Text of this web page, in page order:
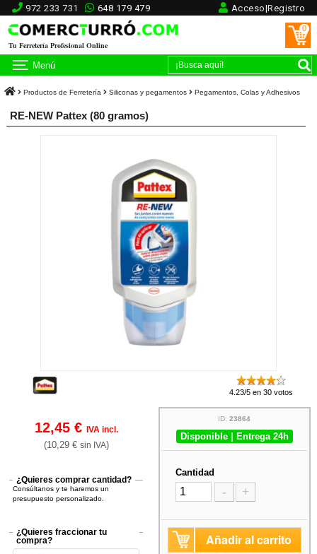
972 233 731 648 179 479 Acceso|Registro
Tu Ferretería Profesional Online
0
Menú
Productos de Ferretería Siliconas y pegamentos Pegamentos, Colas y Adhesivos
RE-NEW Pattex (80 gramos)
4.23/5 en 30 votos
12,45 € IVA incl.
(10,29 € sin IVA)
¿Quieres comprar cantidad?
Consúltanos y te haremos un
presupuesto personalizado.
¿Quieres fraccionar tu
compra?
ID:23864
Disponible | Entrega 24h
Cantidad
- +
Añadir al carrito